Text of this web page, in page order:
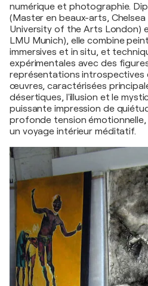
numérique et photographie.
(Master en beaux-arts,
University of the Arts London)
LMU Munich), elle combine
immersives et in situ, et
expérimentales avec des
représentations introspectives
œuvres, caractérisées
désertiques, l'illusion et le
puissante impression de
profonde tension
un voyage intérieur méditatif.